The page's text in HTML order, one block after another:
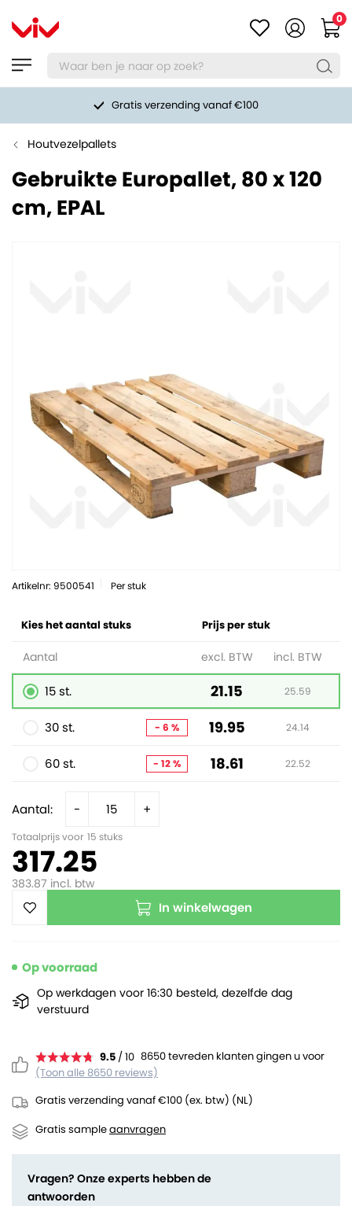
0
Gratis verzending vanaf €100
Houtvezelpallets
Gebruikte Europallet, 80 x 120
cm, EPAL
Artikelnr: 9500541 Per stuk
Aantal: - +
Totaalprijs voor 15 stuks
317.25
383.87 incl. btw
In winkelwagen
9.5 / 10 8650 tevreden klanten gingen u voor
(Toon alle 8650 reviews)
Gratis verzending vanaf €100 (ex. btw) (NL)
Gratis sampleaanvragen
Kies het aantal stuks Prijs per stuk
Aantal excl. BTW incl. BTW
15 st. 21.15 25.59
30 st. - 6 % 19.95 24.14
60 st. - 12 % 18.61 22.52
Op voorraad
Op werkdagen voor 16:30 besteld, dezelfde dag
verstuurd
Vragen? Onze experts hebben de
antwoorden